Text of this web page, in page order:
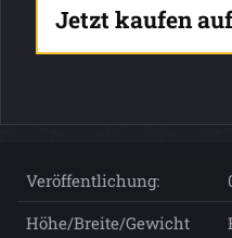
Jetzt kaufen
Veröffentlichung:
Höhe/Breite/Gewicht